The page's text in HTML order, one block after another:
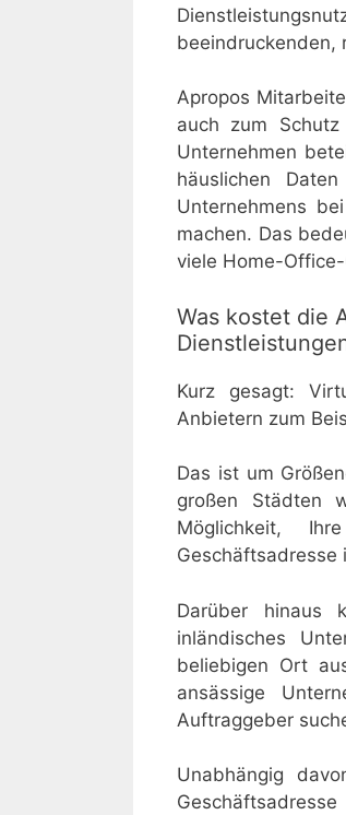
beeindruckenden,
Apropos
auch zum
Unternehmen
häuslichen
Unternehmens
machen. Das
viele Home-
Was kostet die
Kurz gesagt:
Anbietern zum
Das ist um
großen Städten
Möglichkeit,
Geschäftsadresse
Darüber hinaus
inländisches
beliebigen Ort
ansässige
Auftraggeber
Unabhängig